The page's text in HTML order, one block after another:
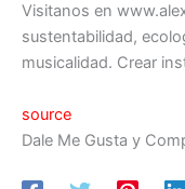
Visitanos en
sustentabilidad,
musicalidad. Crear
source
Dale Me Gusta y